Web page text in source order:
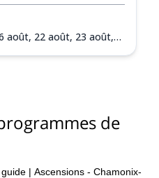
août, 22 août, 23 août,
de
| Ascensions - Chamonix-